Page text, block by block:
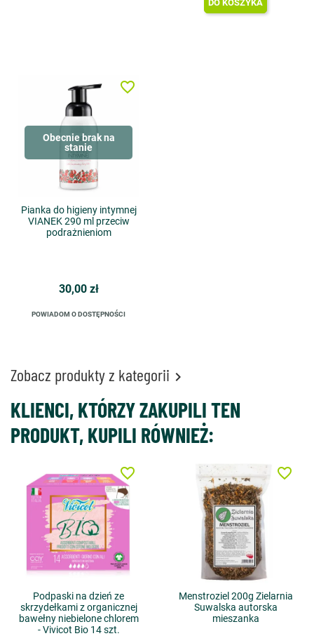
DO KOSZYKA
Obecnie brak na
stanie
Pianka do higieny intymnej
VIANEK 290 ml przeciw
podrażnieniom
30,00 zł
POWIADOM O DOSTĘPNOŚCI
favorite_border
Zobacz produkty z kategorii 
KLIENCI, KTÓRZY ZAKUPILI TEN
PRODUKT, KUPILI RÓWNIEŻ:
Podpaski na dzień ze
skrzydełkami z organicznej
bawełny niebielone chlorem
- Vivicot Bio 14 szt.
favorite_border
Menstroziel 200g Zielarnia
Suwalska autorska
mieszanka
favorite_border